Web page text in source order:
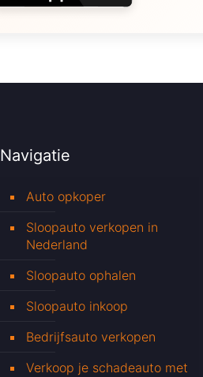
Navigatie
Auto opkoper
Sloopauto verkopen in
Nederland
Sloopauto ophalen
Sloopauto inkoop
Bedrijfsauto verkopen
Verkoop je schadeauto met